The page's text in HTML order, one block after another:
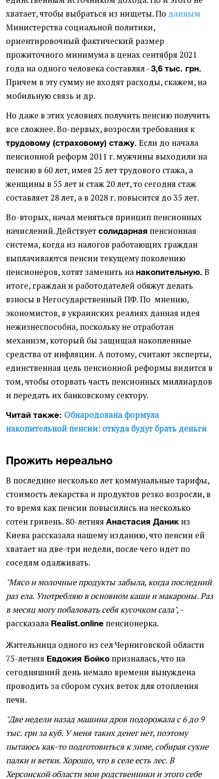
хватает, чтобы выбраться из нищеты. По данным
Министерства социальной политики,
ориентировочный фактический размер
прожиточного минимума в ценах сентября 2021
года на одного человека составлял - 3,6 тыс. грн.
Причем в эту сумму не входят расходы, скажем, на
мобильную связь и др.
Но даже в этих условиях получить пенсию получить
все сложнее. Во-первых, возросли требования к
трудовому (страховому) стажу. Если до начала
пенсионной реформ 2011 г. мужчины выходили на
пенсию в 60 лет, имея 25 лет трудового стажа, а
женщины в 55 лет и стаж 20 лет, то сегодня стаж
составляет 28 лет, а в 2028 г. повысится до 35 лет.
Во-вторых, начал меняться принцип пенсионных
начислений. Действует солидарная пенсионная
система, когда из налогов работающих граждан
выплачиваются пенсии текущему поколению
пенсионеров, хотят заменить на накопительную. В
итоге, граждан и работодателей обяжут делать
взносы в Негосударственный ПФ. По мнению,
экономистов, в украинских реалиях данная идея
нежизнеспособна, поскольку не отработан
механизм, который бы защищал накопленные
средства от инфляции. А потому, считают эксперты,
единственная цель пенсионной реформы видится в
том, чтобы оторвать часть пенсионных миллиардов
и передать их банковскому сектору.
Читай также: Обнародована формула
накопительной пенсии: откуда будут брать деньги
Прожить нереально
В последние несколько лет коммунальные тарифы,
стоимость лекарства и продуктов резко возросли, в
то время как пенсии повысились на несколько
сотен гривень. 80-летняя Анастасия Даник из
Киева рассказала нашему изданию, что пенсии ей
хватает на две-три недели, после чего идет по
соседям одалживать.
"Мясо и молочные продукты забыла, когда последний
раз ела. Употребляю в основном каши и макароны. Раз
в месяц могу побаловать себя кусочком сала", -
рассказала Realist.online пенсионерка.
Жительница одного из сел Черниговской области
75-летняя Евдокия Бойко призналась, что на
сегодняшний день немало времени вынуждена
проводить за сбором сухих веток для отопления
печи.
"Две недели назад машина дров подорожала с 6 до 9
тыс. грн за куб. У меня таких денег нет, поэтому
пытаюсь как-то подготовиться к зиме, собирая сухие
палки и ветки. Хорошо, что в селе есть лес. В
Херсонской области мои родственники и этого себе